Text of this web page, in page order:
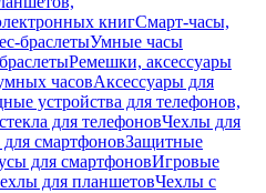
книгСмарт-часы,
браслетыУмные часы
Ремешки, аксессуары
часовАксессуары для
устройства для телефонов,
для телефоновЧехлы для
смартфоновЗащитные
для смартфоновИгровые
для планшетовЧехлы с